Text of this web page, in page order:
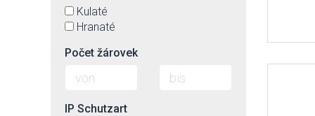
Kulaté
Hranaté
Počet žárovek
IP Schutzart